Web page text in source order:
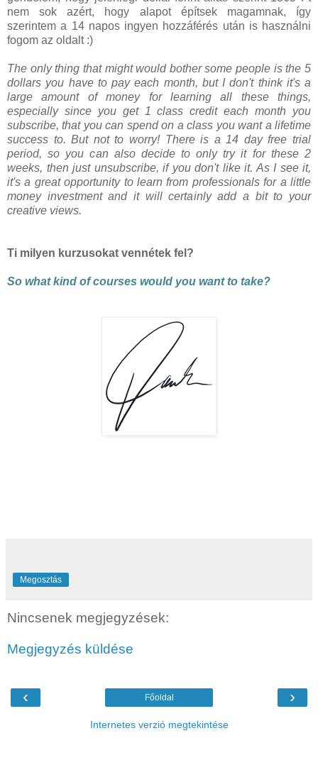
nem sok azért, hogy alapot építsek magamnak, így
szerintem a 14 napos ingyen hozzáférés után is használni
fogom az oldalt :)
The only thing that might would bother some people is the 5
dollars you have to pay each month, but I don't think it's a
large amount of money for learning all these things,
especially since you get 1 class credit each month you
subscribe, that you can spend on a class you want a lifetime
success to.But not to worry! There is a 14 day free trial
period, so you can also decide to only try it for these 2
weeks, then just unsubscribe, if you don't like it. As I see it,
it's a great opportunity to learn from professionals for a little
money investment and it will certainly add a bit to your
creative views.
Ti milyen kurzusokat vennétek fel?
So what kind of courses would you want to take?
Megosztás
Nincsenek megjegyzések:
Megjegyzés küldése
‹ ›
Főoldal
Internetes verzió megtekintése